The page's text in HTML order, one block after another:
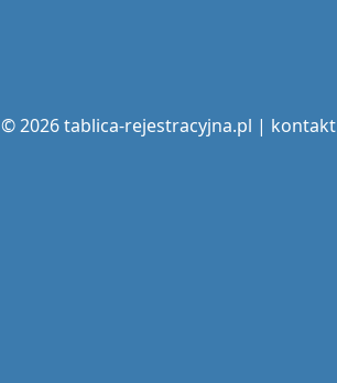
© 2026 tablica-rejestracyjna.pl | kontakt